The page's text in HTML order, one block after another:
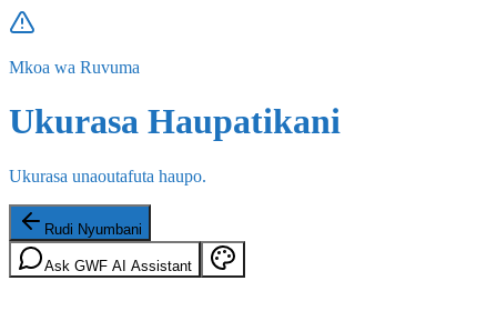
Mkoa wa Ruvuma
Ukurasa Haupatikani
Ukurasa unaoutafuta haupo.
Rudi Nyumbani
Ask GWF AI Assistant